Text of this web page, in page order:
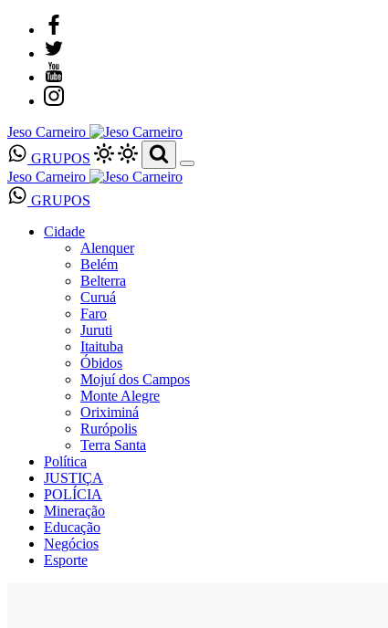
Jeso Carneiro
GRUPOS
Jeso Carneiro
GRUPOS
Cidade
Alenquer
Belém
Belterra
Curuá
Faro
Juruti
Itaituba
Óbidos
Mojuí dos Campos
Monte Alegre
Oriximiná
Rurópolis
Terra Santa
Política
JUSTIÇA
POLÍCIA
Mineração
Educação
Negócios
Esporte